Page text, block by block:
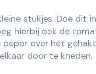
stukjes. Doe dit
hierbij ook de
over het
door te kneden.